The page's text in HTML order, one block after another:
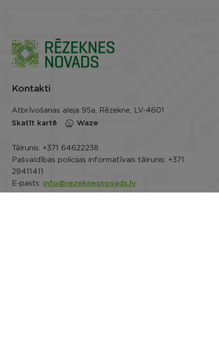
Kontakti
Atbrīvošanas aleja 95a, Rēzekne, LV-4601
Skatīt kartē
Waze
Tālrunis: +371 64622238
Pašvaldības policijas informatīvais tālrunis: +371
29411411
E-pasts: info@rezeknesnovads.lv